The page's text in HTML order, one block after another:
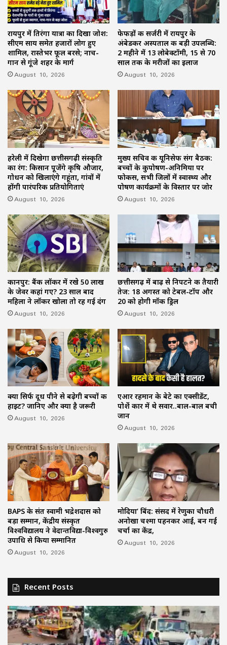
रायपुर में तिरंगा यात्रा का दिखा जोश:
सीएम साय समेत हजारों लोग हुए
शामिल, रास्तेभर फूल बरसे; नाच-
गान से गूंजे शहर के मार्ग
August 10, 2026
फेफड़ों की सर्जरी में रायपुर के
अंबेडकर अस्पताल की बड़ी उपलब्धि:
2 महीने में 13 लोबेक्टॉमी, 15 से 70
साल तक के मरीजों का इलाज
August 10, 2026
हरेली में दिखेगा छत्तीसगढ़ी संस्कृति
का रंग: किसान पूजेंगे कृषि औजार,
गोधन को खिलाएंगे गहूंता, गांवों में
होंगी पारंपरिक प्रतियोगिताएं
August 10, 2026
मुख्य सचिव की यूनिसेफ संग बैठक:
बच्चों के कुपोषण-अनिमिया पर
फोकस, सभी जिलों में स्वास्थ्य और
पोषण कार्यक्रमों के विस्तार पर जोर
August 10, 2026
कानपुर: बैंक लॉकर में रखे 50 लाख
के जेवर कहां गए? 23 साल बाद
महिला ने लॉकर खोला तो रह गई दंग
August 10, 2026
छत्तीसगढ़ में बाढ़ से निपटने की तैयारी
तेज: 18 अगस्त को टेबल-टॉप और
20 को होगी मॉक ड्रिल
August 10, 2026
क्या सिर्फ दूध पीने से बढ़ेगी बच्चों की
हाइट? जानिए और क्या है जरूरी
August 10, 2026
एआर रहमान के बेटे का एक्सीडेंट,
पोर्शे कार में थे सवार..बाल-बाल बची
जान
August 10, 2026
BAPS के संत स्वामी भद्रेशदास को
बड़ा सम्मान, केंद्रीय संस्कृत
विश्वविद्यालय ने वेदान्तविद्या-विश्वगुरु
उपाधि से किया सम्मानित
August 10, 2026
मोदिया’ बिंद: संसद में रेणुका चौधरी
अनोखा चश्मा पहनकर आईं, बन गईं
चर्चा का केंद्र,
August 10, 2026
Recent Posts